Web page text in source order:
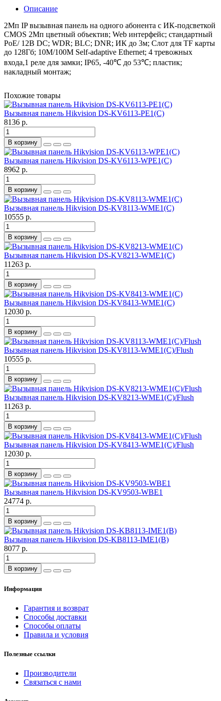
Описание
2Мп IP вызывная панель на одного абонента с ИК-подсветкой
CMOS 2Мп цветный объектив; Web интерфейс; стандартный
PoE/ 12В DC; WDR; BLC; DNR; ИК до 3м; Слот для TF карты
до 128Гб; 10M/100M Self-adaptive Ethernet; 4 тревожных
входа,1 реле для замки; IP65, -40℃ до 53℃; пластик;
накладный монтаж;
Похожие товары
Вызывная панель Hikvision DS-KV6113-PE1(C)
8136 р.
В корзину
Вызывная панель Hikvision DS-KV6113-WPE1(C)
8962 р.
В корзину
Вызывная панель Hikvision DS-KV8113-WME1(C)
10555 р.
В корзину
Вызывная панель Hikvision DS-KV8213-WME1(C)
11263 р.
В корзину
Вызывная панель Hikvision DS-KV8413-WME1(C)
12030 р.
В корзину
Вызывная панель Hikvision DS-KV8113-WME1(C)/Flush
10555 р.
В корзину
Вызывная панель Hikvision DS-KV8213-WME1(C)/Flush
11263 р.
В корзину
Вызывная панель Hikvision DS-KV8413-WME1(C)/Flush
12030 р.
В корзину
Вызывная панель Hikvision DS-KV9503-WBE1
24774 р.
В корзину
Вызывная панель Hikvision DS-KB8113-IME1(B)
8077 р.
В корзину
Информация
Гарантия и возврат
Способы доставки
Способы оплаты
Правила и условия
Полезные ссылки
Производители
Связаться с нами